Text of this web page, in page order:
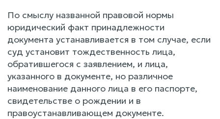
По смыслу названной правовой нормы
юридический факт принадлежности
документа устанавливается в том случае, если
суд установит тождественность лица,
обратившегося с заявлением, и лица,
указанного в документе, но различное
наименование данного лица в его паспорте,
свидетельстве о рождении и в
правоустанавливающем документе.